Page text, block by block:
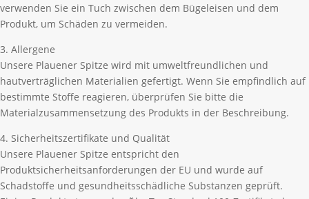
verwenden Sie ein Tuch zwischen dem Bügeleisen und dem
Produkt, um Schäden zu vermeiden.
3. Allergene
Unsere Plauener Spitze wird mit umweltfreundlichen und
hautverträglichen Materialien gefertigt. Wenn Sie empfindlich auf
bestimmte Stoffe reagieren, überprüfen Sie bitte die
Materialzusammensetzung des Produkts in der Beschreibung.
4. Sicherheitszertifikate und Qualität
Unsere Plauener Spitze entspricht den
Produktsicherheitsanforderungen der EU und wurde auf
Schadstoffe und gesundheitsschädliche Substanzen geprüft.